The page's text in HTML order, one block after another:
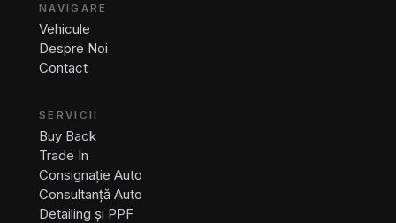
NAVIGARE
Vehicule
Despre Noi
Contact
SERVICII
Buy Back
Trade In
Consignație Auto
Consultanță Auto
Detailing și PPF